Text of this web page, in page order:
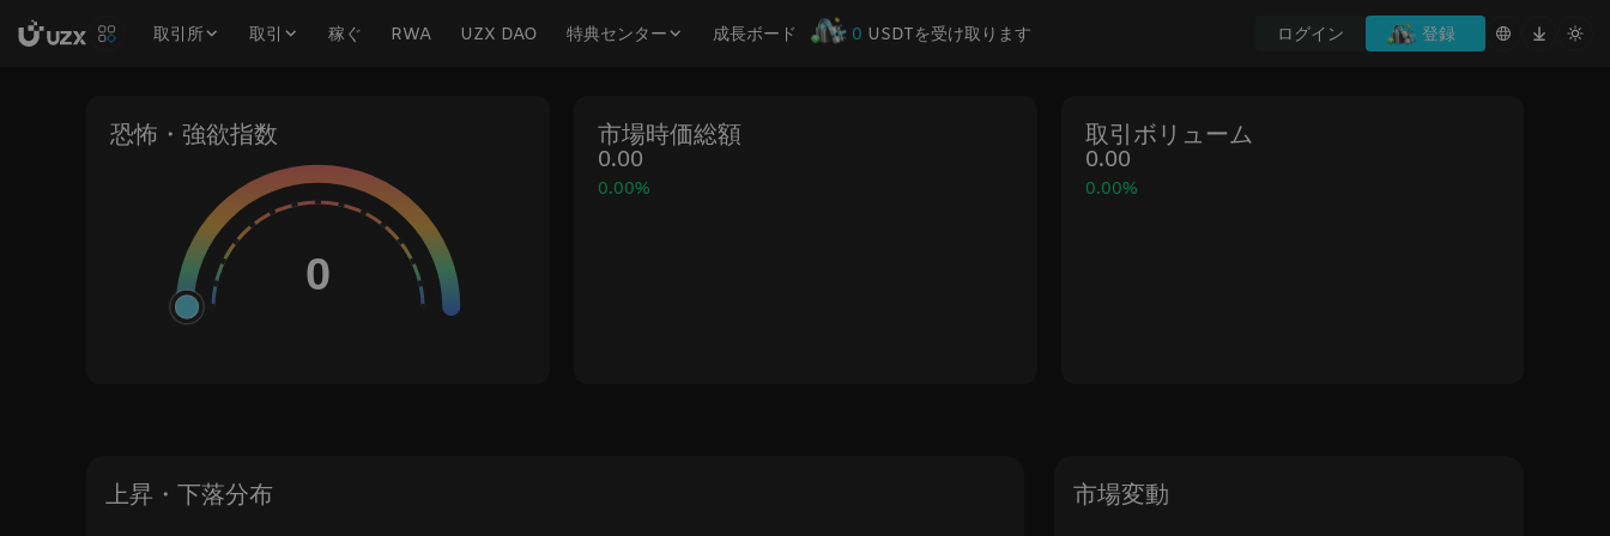
取引所 取引 稼ぐ RWA UZX DAO 特典センター 成長ボード 0 USDTを受け取ります ログイン 登録
恐怖・強欲指数 市場時価総額
0.00
0.00%
取引ボリューム
0.00
0.00%
上昇・下落分布 市場変動